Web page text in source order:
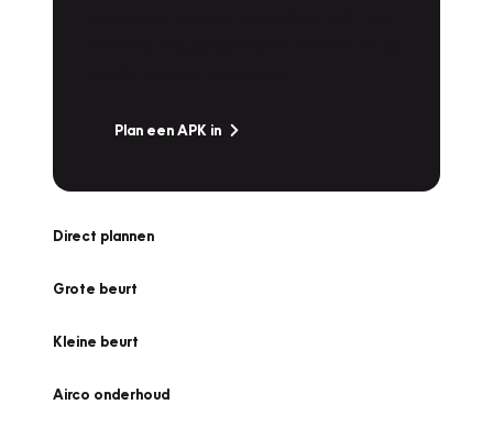
Plan een APK in
Direct plannen
Grote beurt
Kleine beurt
Airco onderhoud